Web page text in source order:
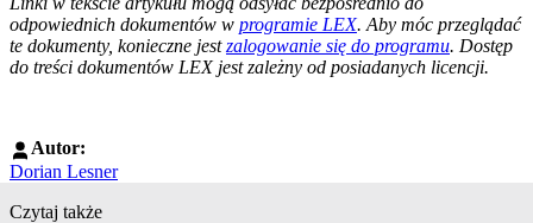
odpowiednich dokumentów w programie LEX. Aby móc przeglądać
te dokumenty, konieczne jestzalogowanie się do programu. Dostęp
do treści dokumentów LEX jest zależny od posiadanych licencji.
Autor:
Dorian Lesner
Czytaj także